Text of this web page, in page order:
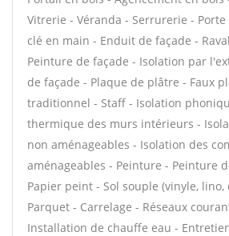
Vitrerie - Véranda - Serrurerie -
clé en main - Enduit de façade -
Peinture de façade - Isolation par
de façade - Plaque de plâtre - Faux
traditionnel - Staff - Isolation
thermique des murs intérieurs -
non aménageables - Isolation des
aménageables - Peinture - Peinture
Papier peint - Sol souple (vinyle, lino,
Parquet - Carrelage - Réseaux
Installation de chauffe eau -